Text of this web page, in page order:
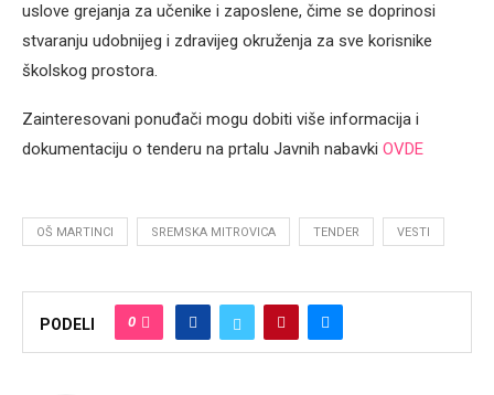
uslove grejanja za učenike i zaposlene, čime se doprinosi
stvaranju udobnijeg i zdravijeg okruženja za sve korisnike
školskog prostora.
Zainteresovani ponuđači mogu dobiti više informacija i
dokumentaciju o tenderu na prtalu Javnih nabavki OVDE
OŠ MARTINCI SREMSKA MITROVICA TENDER VESTI
PODELI 0